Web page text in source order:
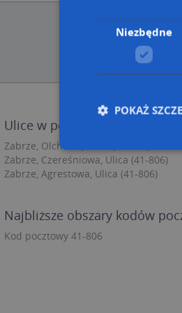
Ulice w pobliżu
Zabrze, Olchowa, Ulica (41-806)
Zabrze, Czereśniowa, Ulica (41-806)
Zabrze, Agrestowa, Ulica (41-806)
Najbliższe obszary kodów
Kod pocztowy 41-806
Niezbędne
POKAŻ
Niezbędne pliki
zarządzanie kontem.